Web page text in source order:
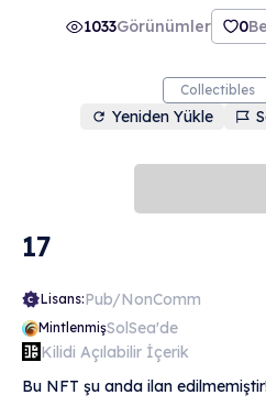
1033Görünümler 0
Collectibles
Yeniden Yükle
17
Lisans:Pub/NonComm
MintlenmişSolSea'de
Kilidi Açılabilir İçerik
Bu NFT şu anda ilan